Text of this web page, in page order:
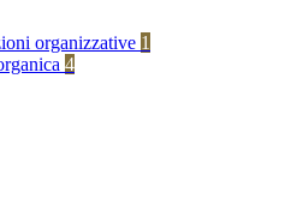
organizzative 1
4